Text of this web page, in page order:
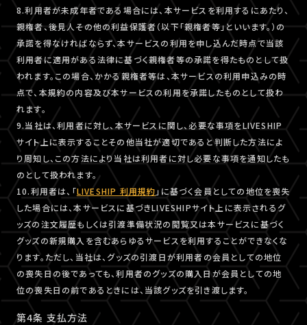
8.利用者が未成年者である場合には、本サービスを利用するにあたり、
親権者、後見人その他の利益保護者（以下「親権者等」といいます。）の
承諾を得なければならず、本サービスの利用を申し込んだ時点で当該
利用者に適用がある法律に基づく親権者等の承諾を得たものとして扱
われます。この場合、かかる親権者等は、本サービスの利用申込みの時
点で、本規約の内容及び本サービスの利用を承諾したものとして扱わ
れます。
9.当社は、利用者に対し、本サービスに関し、必要な事項をLIVESHIP
サイト上に表示することその他当社が適切であると判断した方法によ
り周知し、この方法により当社は利用者に対し必要な事項を通知したも
のとして扱われます。
10.利用者は、「LIVESHIP 利用規約 」に基づく会員としての地位を喪失
した場合には、本サービスに基づきLIVESHIPサイト上に表示されるグ
ッズの注文履歴もしくは引渡準備状況の閲覧又は本サービスに基づく
グッズの新規購入を含むあらゆるサービスを利用することができなくな
ります。ただし、当社は、グッズの引渡日が利用者の会員としての地位
の喪失日の後であっても、利用者のグッズの購入日が会員としての地
位の喪失日の前であるときには、当該グッズを引き渡します。
第4条 支払方法